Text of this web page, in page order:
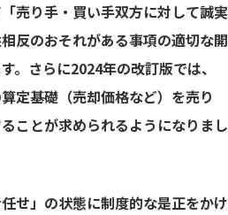
売り手・買い手双方に対して誠実
反のおそれがある事項の適切な開
。さらに2024年の改訂版では、
定基礎（売却価格など）を売り
ことが求められるようになりまし
せ」の状態に制度的な是正をかけ